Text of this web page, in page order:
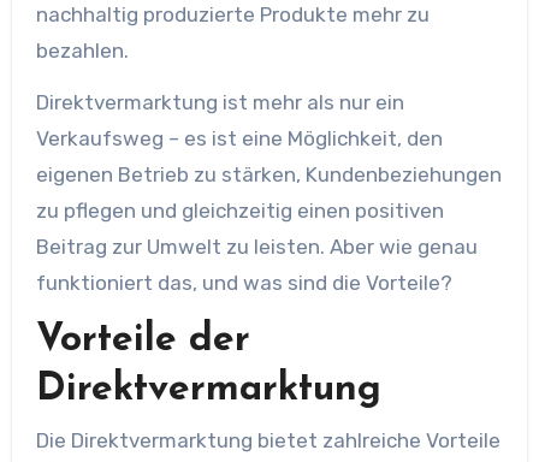
nachhaltig produzierte Produkte mehr zu
bezahlen.
Direktvermarktung ist mehr als nur ein
Verkaufsweg – es ist eine Möglichkeit, den
eigenen Betrieb zu stärken, Kundenbeziehungen
zu pflegen und gleichzeitig einen positiven
Beitrag zur Umwelt zu leisten. Aber wie genau
funktioniert das, und was sind die Vorteile?
Vorteile der
Direktvermarktung
Die Direktvermarktung bietet zahlreiche Vorteile